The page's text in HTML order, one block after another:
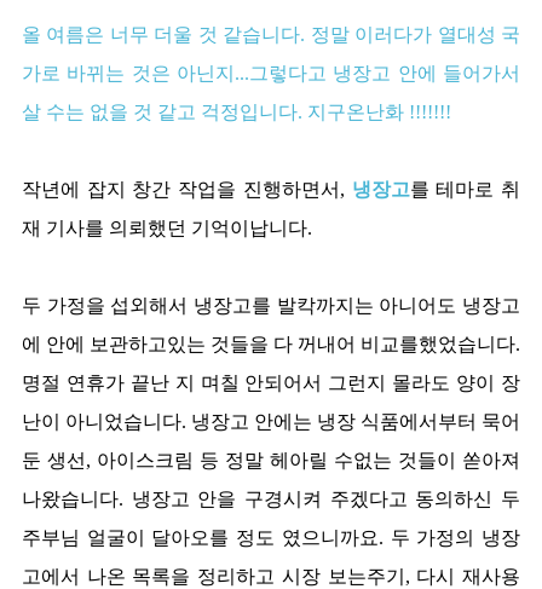
올 여름은 너무 더울 것 같습니다. 정말 이러다가 열대성 국
가로 바뀌는 것은 아닌지...그렇다고 냉장고 안에 들어가서
살 수는 없을 것 같고 걱정입니다. 지구온난화 !!!!!!!
작년에 잡지 창간 작업을 진행하면서, 냉장고를 테마로 취
재 기사를 의뢰했던 기억이납니다.
두 가정을 섭외해서 냉장고를 발칵까지는 아니어도 냉장고
에 안에 보관하고있는 것들을 다 꺼내어 비교를했었습니다.
명절 연휴가 끝난 지 며칠 안되어서 그런지 몰라도 양이 장
난이 아니었습니다. 냉장고 안에는 냉장 식품에서부터 묵어
둔 생선, 아이스크림 등 정말 헤아릴 수없는 것들이 쏟아져
나왔습니다. 냉장고 안을 구경시켜 주겠다고 동의하신 두
주부님 얼굴이 달아오를 정도 였으니까요. 두 가정의 냉장
고에서 나온 목록을 정리하고 시장 보는주기, 다시 재사용